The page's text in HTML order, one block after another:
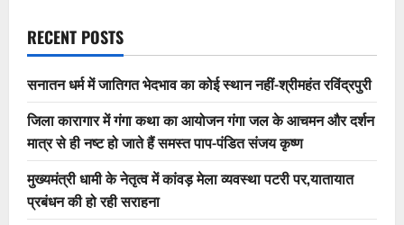
RECENT POSTS
सनातन धर्म में जातिगत भेदभाव का कोई स्थान नहीं-श्रीमहंत रविंद्रपुरी
जिला कारागार में गंगा कथा का आयोजन गंगा जल के आचमन और दर्शन
मात्र से ही नष्ट हो जाते हैं समस्त पाप-पंडित संजय कृष्ण
मुख्यमंत्री धामी के नेतृत्व में कांवड़ मेला व्यवस्था पटरी पर,यातायात
प्रबंधन की हो रही सराहना